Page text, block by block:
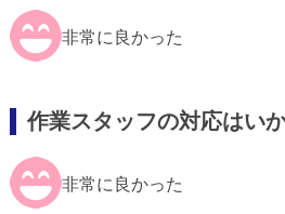
非常に良かった
作業スタッフの対応はい
非常に良かった